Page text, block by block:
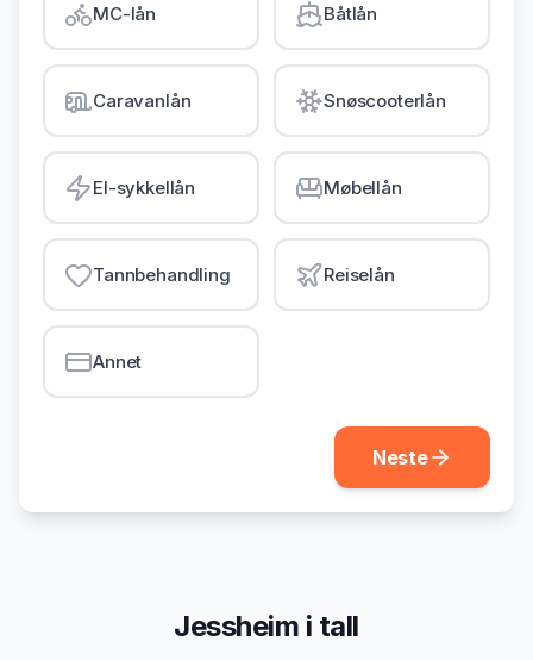
Gjeldsordning
Inkassohjelp
LÅN & KREDITT
Smålån
Lån uten sikkerhet
Kredittkort
Lån på dagen
MC-lån Båtlån
Caravanlån Snøscooterlån
El-sykkellån Møbellån
Tannbehandling Reiselån
Annet
Neste
Jessheim i tall